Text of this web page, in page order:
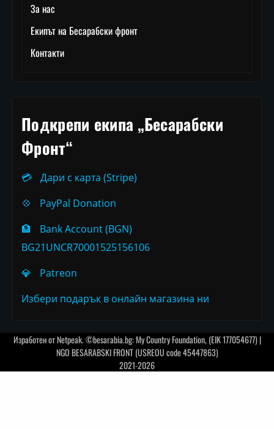
За нас
Екипът на Бесарабски фронт
Контакти
Подкрепи екипа „Бесарабски
Фронт“
💳
Дари с карта (Stripe)
💠
PayPal Donation
🏦
Bank Account (BGN)
BG21UNCR70001525156106
💎
Patreon
Избери подарък в онлайн магазина ни
Изработен отNetpeak. ©besarabia.bg: My Country Foundation, (EIK 177054677) |
NGO BESARABSKI FRONT (USREOU code 45447863)
2021-2026